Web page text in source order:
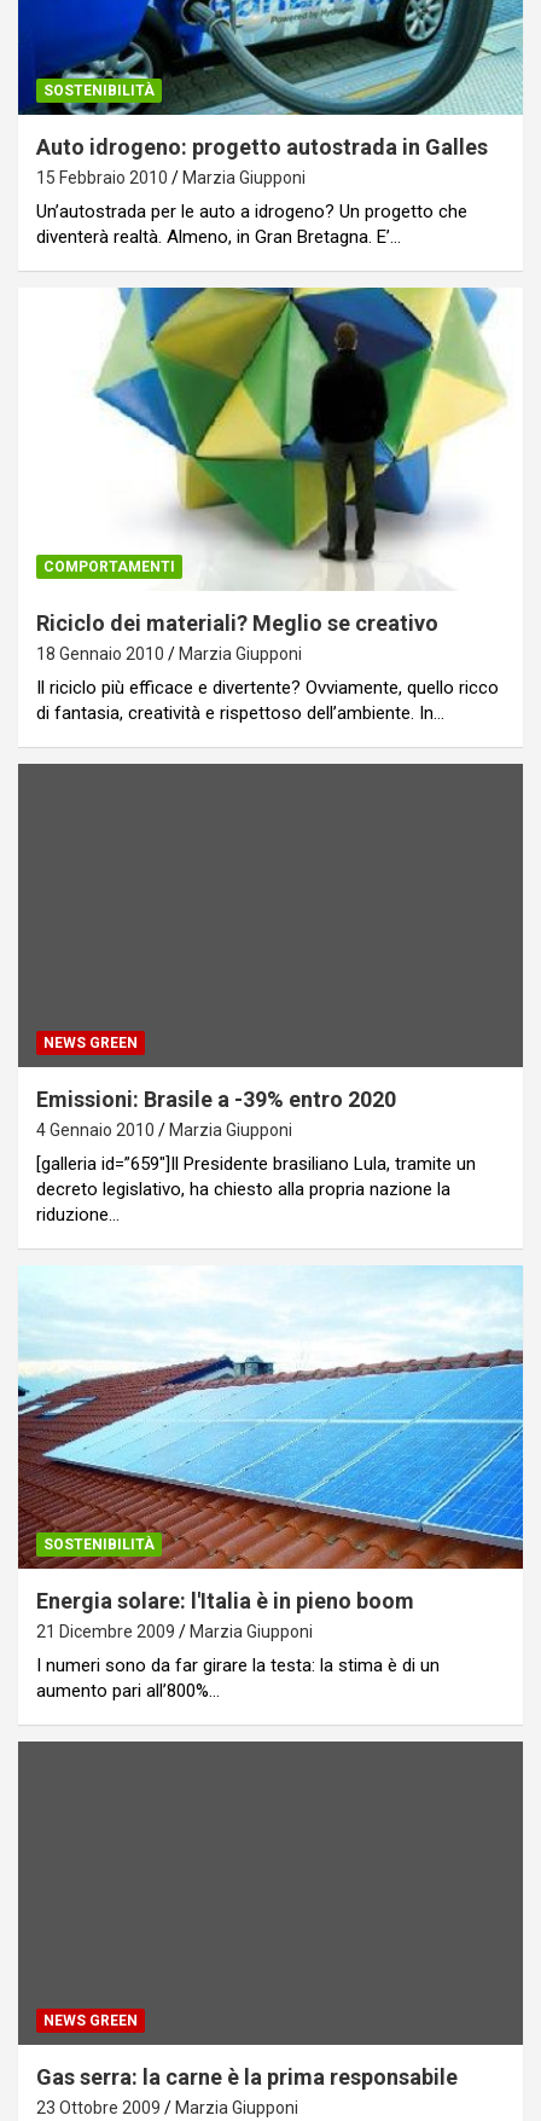
SOSTENIBILITÀ
Auto idrogeno: progetto autostrada in Galles
15 Febbraio 2010 Marzia Giupponi
Un’autostrada per le auto a idrogeno? Un progetto che
diventerà realtà. Almeno, in Gran Bretagna. E’…
COMPORTAMENTI
Riciclo dei materiali? Meglio se creativo
18 Gennaio 2010 Marzia Giupponi
Il riciclo più efficace e divertente? Ovviamente, quello ricco
di fantasia, creatività e rispettoso dell’ambiente. In…
NEWS GREEN
Emissioni: Brasile a -39% entro 2020
4 Gennaio 2010 Marzia Giupponi
[galleria id=”659″]Il Presidente brasiliano Lula, tramite un
decreto legislativo, ha chiesto alla propria nazione la
riduzione…
SOSTENIBILITÀ
Energia solare: l'Italia è in pieno boom
21 Dicembre 2009 Marzia Giupponi
I numeri sono da far girare la testa: la stima è di un
aumento pari all’800%…
NEWS GREEN
Gas serra: la carne è la prima responsabile
23 Ottobre 2009 Marzia Giupponi